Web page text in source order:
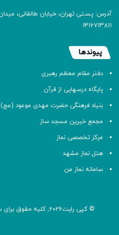
۱۴۱۶۷۱۳۸۱۱
پیوندها
دفتر مقام معظم رهبری
پایگاه درسهایی از قرآن
بنیاد فرهنگی حضرت مهدی موعود (عج)
مجمع خیرین مسجد ساز
مرکز تخصصی نماز
هتل نماز مشهد
سامانه نماز من
© کپی رایت2026, کلیه حقوق برای ستاد اقامه